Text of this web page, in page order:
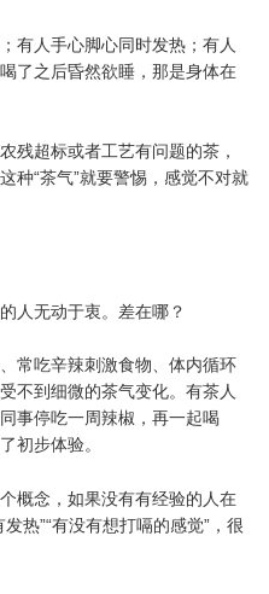
有人手心脚心同时发热；有人
了之后昏然欲睡，那是身体在
残超标或者工艺有问题的茶，
种“茶气”就要警惕，感觉不对就
人无动于衷。差在哪？
常吃辛辣刺激食物、体内循环
不到细微的茶气变化。有茶人
事停吃一周辣椒，再一起喝
初步体验。
概念，如果没有有经验的人在
热”“有没有想打嗝的感觉”，很